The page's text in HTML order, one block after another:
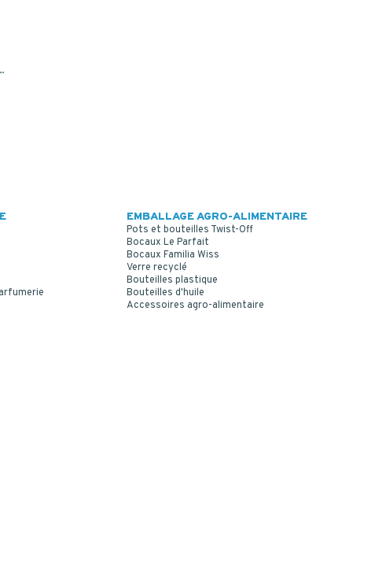
EMBALLAGE AGRO-ALIMENTAIRE
Pots et bouteilles Twist-Off
Bocaux Le Parfait
Bocaux Familia Wiss
Verre recyclé
Bouteilles plastique
Bouteilles d'huile
Accessoires agro-alimentaire